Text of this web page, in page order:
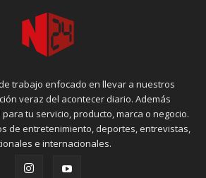
trabajo enfocado en llevar a nuestros
veraz del acontecer diario. Además
tu servicio, producto, marca o negocio.
de entretenimiento, deportes, entrevistas,
e internacionales.